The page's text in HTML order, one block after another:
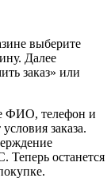
выберите
Далее
заказ» или
ФИО, телефон и
заказа.
Теперь останется